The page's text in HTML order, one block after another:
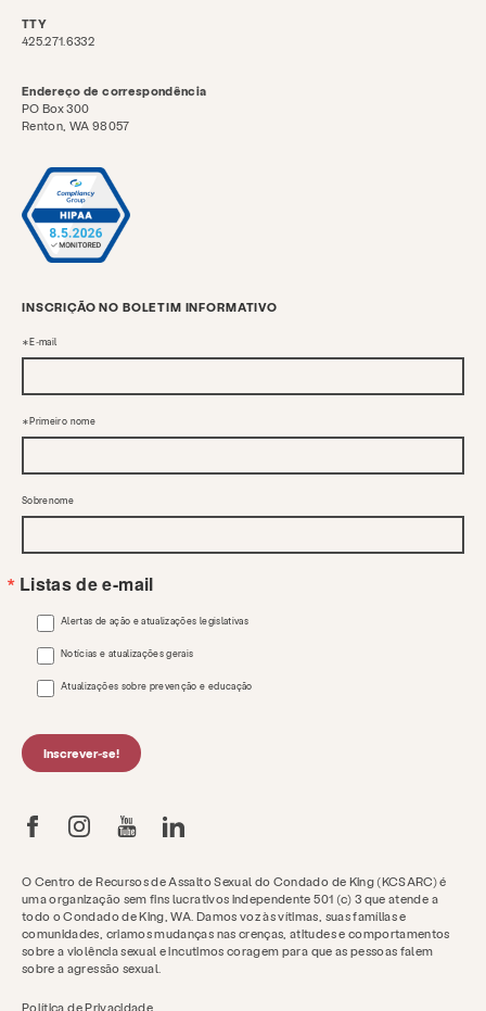
TTY
425.271.6332
Endereço de correspondência
PO Box 300
Renton, WA 98057
O Centro de Recursos de Assalto Sexual do Condado de King (KCSARC) é
uma organização sem fins lucrativos independente 501 (c) 3 que atende a
todo o Condado de King, WA. Damos voz às vítimas, suas famílias e
comunidades, criamos mudanças nas crenças, atitudes e comportamentos
sobre a violência sexual e incutimos coragem para que as pessoas falem
sobre a agressão sexual.
Política de Privacidade
INSCRIÇÃO NO BOLETIM INFORMATIVO
E-mail
Primeiro nome
Sobrenome
Listas de e-mail
Alertas de ação e atualizações legislativas
Notícias e atualizações gerais
Atualizações sobre prevenção e educação
Inscrever-se!